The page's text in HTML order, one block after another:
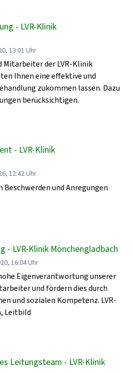
- LVR-Klinik
13:01 Uhr
Mitarbeiter der LVR-Klinik
Ihnen eine effektive und
zukommen lassen. Dazu
berücksichtigen.
- LVR-Klinik
12:42 Uhr
und Anregungen
- LVR-Klinik Mönchengladbach
16:04 Uhr
Eigenverantwortung unserer
und fördern dies durch
und sozialen Kompetenz. LVR-
Leitbild
Leitungsteam - LVR-Klinik